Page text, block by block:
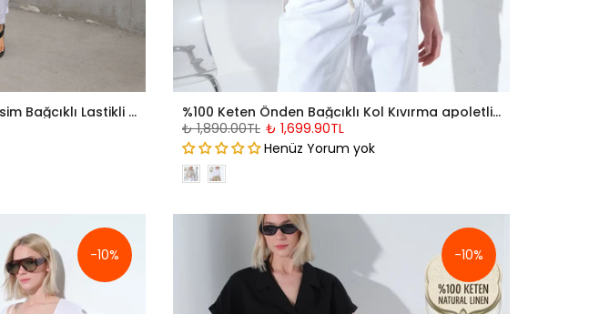
%100 Hakiki Keten Havuç Kesim Bağcıklı Lastikli Kadın Pantolon @Valensiya
%100 Keten Önden Bağcıklı Kol Kıvırma apoletli Kadın Gömlek @Sunny
₺ 1,890.00TL ₺ 1,699.90TL
Henüz Yorum yok
-10% -10%